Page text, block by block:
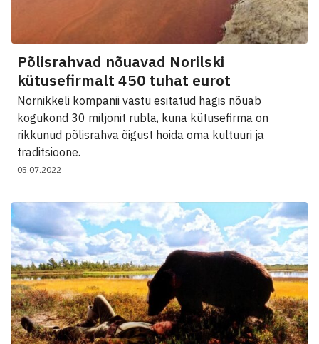
Põlisrahvad nõuavad Norilski
kütusefirmalt 450 tuhat eurot
Nornikkeli kompanii vastu esitatud hagis nõuab
kogukond 30 miljonit rubla, kuna kütusefirma on
rikkunud põlisrahva õigust hoida oma kultuuri ja
traditsioone.
05.07.2022